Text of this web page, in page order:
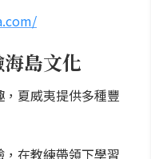
島文化
夏威夷提供多種豐
在教練帶領下學習